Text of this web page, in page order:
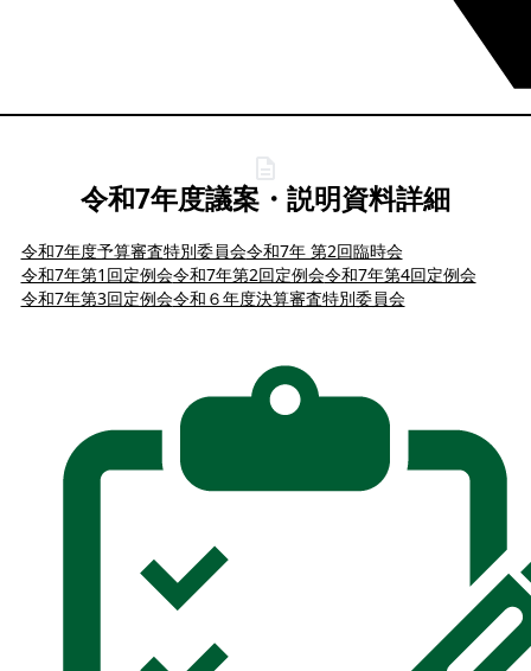
令和7年度議案・説明資料詳細
令和7年度予算審査特別委員会令和7年 第2回臨時会
令和7年第1回定例会令和7年第2回定例会令和7年第4回定例会
令和7年第3回定例会令和６年度決算審査特別委員会